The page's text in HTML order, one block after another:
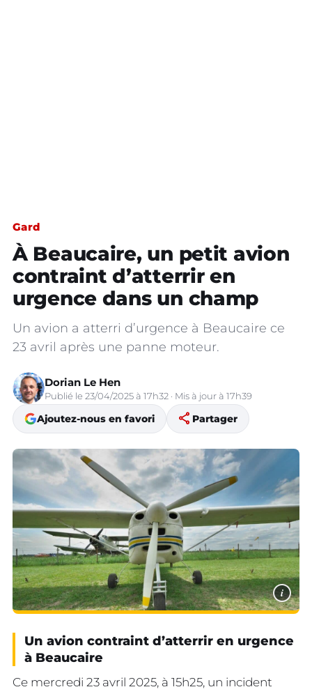
Gard
À Beaucaire, un petit avion
contraint d’atterrir en
urgence dans un champ
Un avion a atterri d’urgence à Beaucaire ce
23 avril après une panne moteur.
Dorian Le Hen
Publié le 23/04/2025 à 17h32 · Mis à jour à 17h39
Ajoutez-nous en favori share Partager
i
Un avion contraint d’atterrir en urgence
à Beaucaire
Ce mercredi 23 avril 2025, à 15h25, un incident